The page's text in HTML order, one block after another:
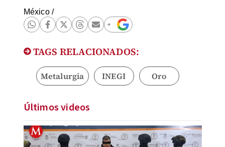
México/
TAGS RELACIONADOS:
Metalurgia INEGI Oro
Últimos videos